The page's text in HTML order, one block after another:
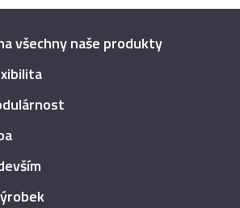
všechny naše produkty